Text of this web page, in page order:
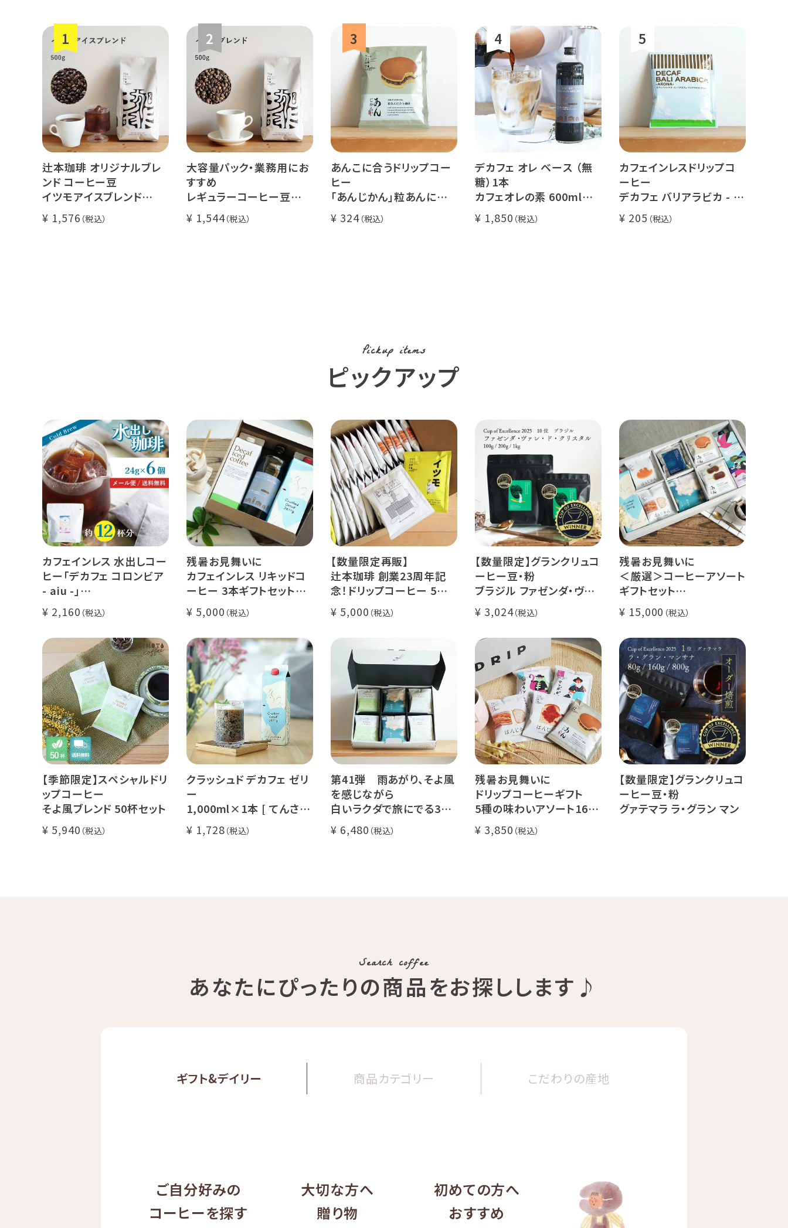
辻本珈琲 オリジナルブレ
ンド コーヒー豆
イツモアイスブレンド
500g
アイスコーヒーにオススメ
1,576
大容量パック・業務用にお
すすめ
レギュラーコーヒー豆
イツモブレンド 500g
1,544
あんこに合うドリップコー
ヒー
「あんじかん」粒あんに合う
珈琲 1杯分
324
デカフェ オレ ベース （無
糖）1本
カフェオレの素 600ml
瓶タイプ 4~5倍希釈 / 砂
糖不使用
1,850
カフェインレスドリップコ
ーヒー
デカフェ バリアラビカ - ア
ロナ - 1杯分
205
Pickup items
ピックアップ
カフェインレス 水出しコー
ヒー「デカフェ コロンビア
- aiu -」
24g×6個（約12杯分）
マウンテンウォータープロ
セス カフェインレスコーヒ
ー豆100%使用 メール便
でお届け
2,160
残暑お見舞いに
カフェインレス リキッドコ
ーヒー 3本ギフトセット
クラッシュド デカフェ ゼリ
ー 1本
デカフェ オレベース【無
糖】1本
デカフェ アイスコーヒー 1
本
5,000
【数量限定再販】
辻本珈琲 創業23周年記
念！ドリップコーヒー 5種
50杯セット
アニバーサリーブレンド
（コスタリカ ルワンダ メキ
シコ）
イツモブレンド ヨウソロー
ぱんじかん
期間限定 送料無料
5,000
【数量限定】グランクリュコ
ーヒー豆・粉
ブラジル ファゼンダ・ヴァ
レ・ド・クリスタル（100g /
200g / 1kg）
品種：カトゥカイ・アス
精製方法：ナチュラル
焙煎度：浅煎り
COE Brazil Fazenda
Val
3,024
残暑お見舞いに
＜厳選＞コーヒーアソート
ギフトセット
リキッドコーヒー 2本 + ド
リップコーヒー 10種30杯
クラッシュドデカフェゼリ
ー カリビアントレジャーブ
レンド
グランクリュ スペシャルテ
ィ
15,000
【季節限定】スペシャルドリ
ップコーヒー
そよ風ブレンド 50杯セット
5,940
クラッシュド デカフェ ゼリ
ー
1,000ml×1本 [ てんさい
糖・食物繊維入り ]
カフェインレス コーヒー ノ
1,728
第41弾 雨あがり、そよ風
を感じながら
白いラクダで旅にでる36
杯ギフト
Qグレーダー厳選 スペシャ
6,480
残暑お見舞いに
ドリップコーヒーギフト
5種の味わいアソート16杯
セット
送料無料
3,850
【数量限定】グランクリュコ
ーヒー豆・粉
グァテマラ ラ・グラン マン
Search coffee
あなたにぴったりの商品をお探しします♪
ギフト&デイリー 商品カテゴリー こだわりの産地
ご自分好みの
コーヒーを探す
大切な方へ
贈り物
初めての方へ
おすすめ